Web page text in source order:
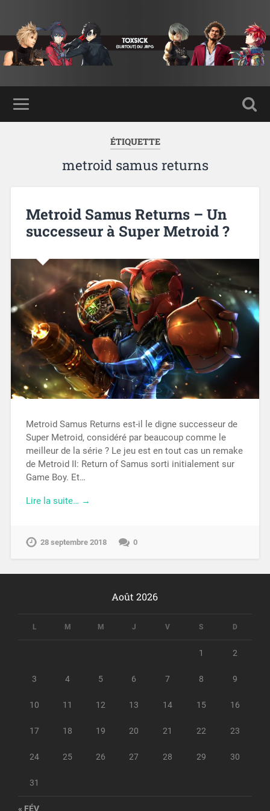
ÉTIQUETTE
metroid samus returns
Metroid Samus Returns – Un
successeur à Super Metroid ?
Metroid Samus Returns est-il le digne successeur de
Super Metroid, considéré par beaucoup comme le
meilleur de la série ? Le jeu est en tout cas un remake
de Metroid II: Return of Samus sorti initialement sur
Game Boy. Et…
Lire la suite… →
28 septembre 2018 0
Août 2026
L M M J V S D
1 2
3 4 5 6 7 8 9
10 11 12 13 14 15 16
17 18 19 20 21 22 23
24 25 26 27 28 29 30
31
« FÉV